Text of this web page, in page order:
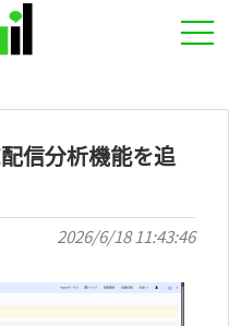
信分析機能を追
2026/6/18 11:43:46